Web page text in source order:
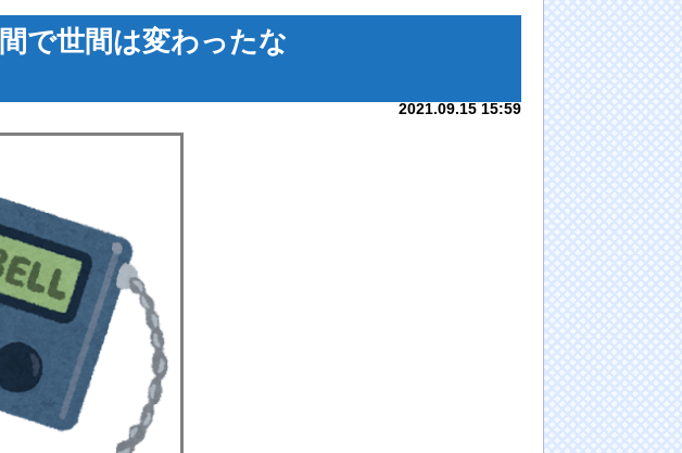
で世間は変わったな
2021.09.15 15:59